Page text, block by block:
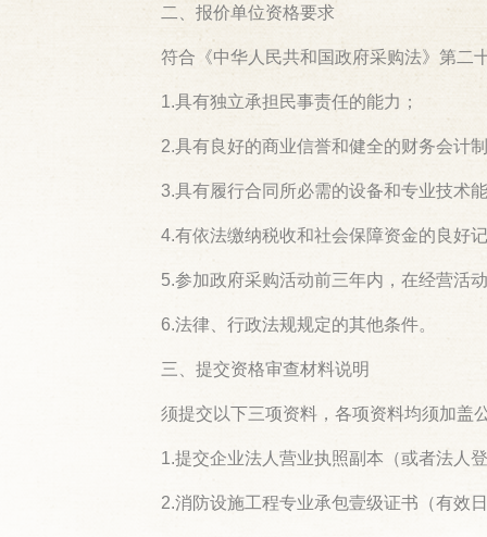
二、报价单位资格要求
符合《中华人民共和国政府采购法》第二
1.具有独立承担民事责任的能力；
2.具有良好的商业信誉和健全的财务会计
3.具有履行合同所必需的设备和专业技术
4.有依法缴纳税收和社会保障资金的良好
5.参加政府采购活动前三年内，在经营活
6.法律、行政法规规定的其他条件。
三、提交资格审查材料说明
须提交以下三项资料，各项资料均须加盖
1.提交企业法人营业执照副本（或者法人
2.消防设施工程专业承包壹级证书（有效